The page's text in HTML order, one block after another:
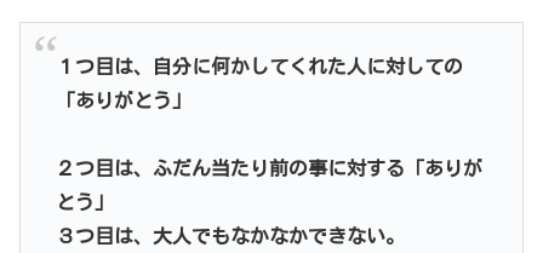
１つ目は、自分に何かしてくれた人に対しての
「ありがとう」
２つ目は、ふだん当たり前の事に対する「ありが
とう」
３つ目は、大人でもなかなかできない。